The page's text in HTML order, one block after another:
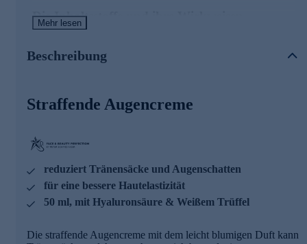
Die Inhaltsstoffe und ihre Wirkweisen
Kann alle Hautschichten merklich vitalisieren und
White Truffle
restrukturiert
White ArticAvtives
Spürbar feuchtigkeitsspendend
Mehr lesen
Beschreibung
Straffende Augencreme
reduziert Tränensäcke und Augenschatten
für eine bessere Hautelastizität
50 ml, mit Hyaluronsäure & Weißem Trüffel
Die straffende Augencreme mit dem leicht blumigen Duft kann